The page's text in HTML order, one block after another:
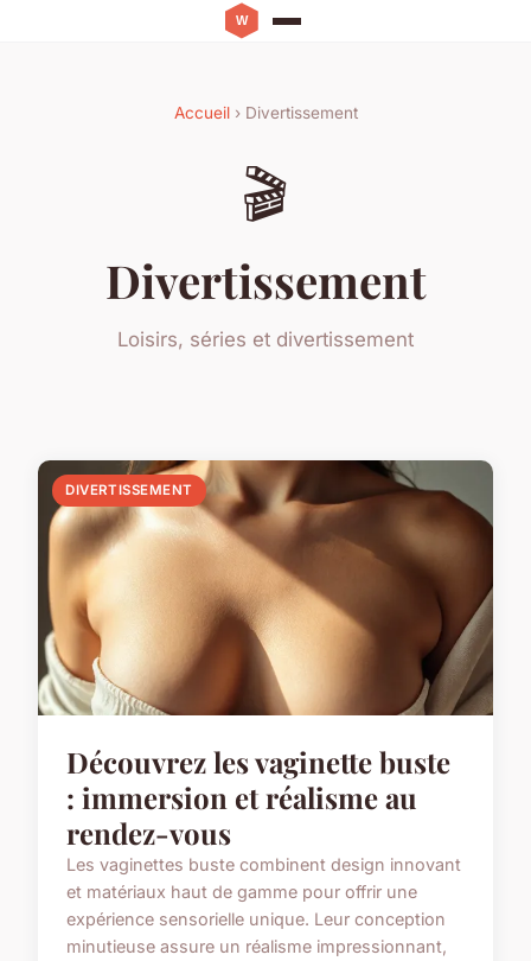
Accueil› Divertissement
🎬
Divertissement
Loisirs, séries et divertissement
DIVERTISSEMENT
Découvrez les vaginette buste
: immersion et réalisme au
rendez-vous
Les vaginettes buste combinent design innovant
et matériaux haut de gamme pour offrir une
expérience sensorielle unique. Leur conception
minutieuse assure un réalisme impressionnant,